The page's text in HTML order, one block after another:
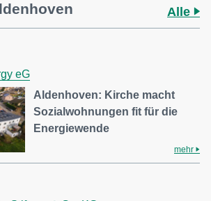
Alle
eG
Aldenhoven: Kirche macht
Sozialwohnungen fit für die
Energiewende
mehr